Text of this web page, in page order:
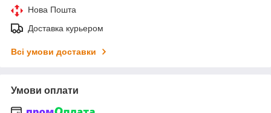
Нова Пошта
Доставка курьером
Всі умови доставки
Умови оплати